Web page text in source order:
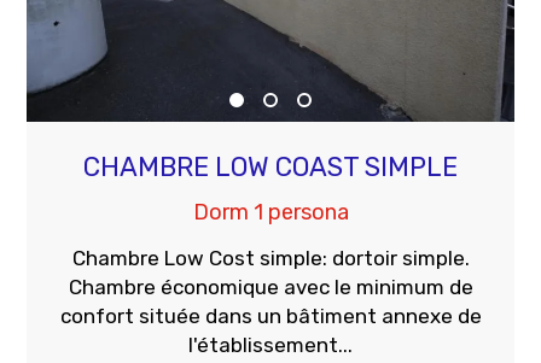
CHAMBRE LOW COAST SIMPLE
Dorm 1 persona
Chambre Low Cost simple: dortoir simple.
Chambre économique avec le minimum de
confort située dans un bâtiment annexe de
l'établissement...